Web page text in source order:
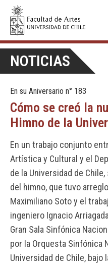
CREACIÓNE
Estudiantes
NOTICIAS
En su Aniversario n° 183
Cómo se creó la
Himno de la
En un trabajo conjunto
Artística y Cultural y el
de la Universidad de
del himno, que tuvo
Maximiliano Soto y el
ingeniero Ignacio
Gran Sala Sinfónica
por la Orquesta Sinfónica
Universidad de Chile,